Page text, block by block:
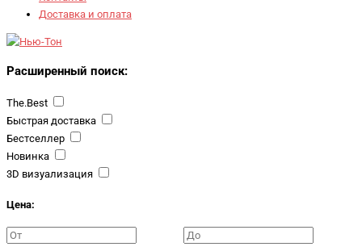
Доставка и оплата
Расширенный поиск:
The.Best
Быстрая доставка
Бестселлер
Новинка
3D визуализация
Цена: